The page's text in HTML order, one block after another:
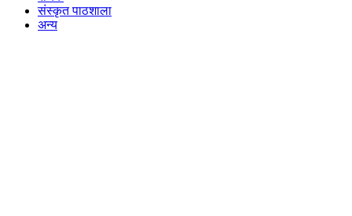
संस्कृत पाठशाला
अन्य